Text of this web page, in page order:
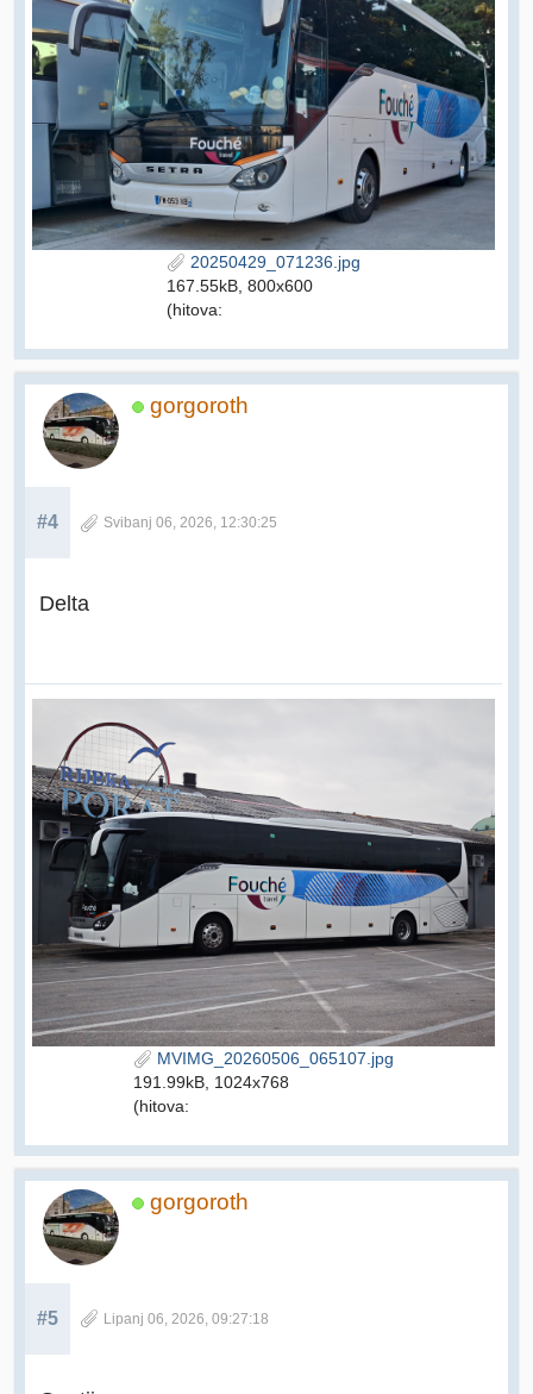
20250429_071236.jpg
167.55kB, 800x600
(hitova:
gorgoroth
#4 Svibanj 06, 2026, 12:30:25
Delta
MVIMG_20260506_065107.jpg
191.99kB, 1024x768
(hitova:
gorgoroth
#5 Lipanj 06, 2026, 09:27:18